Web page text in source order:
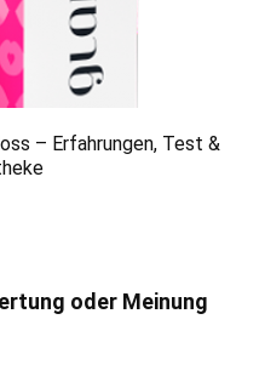
– Erfahrungen, Test &
oder Meinung